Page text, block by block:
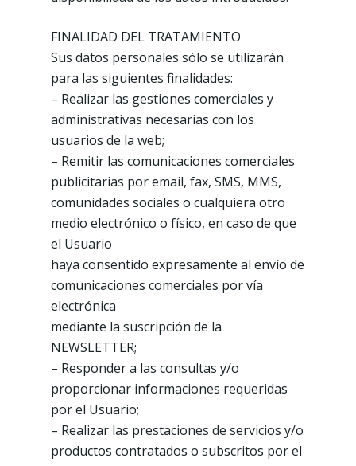
FINALIDAD DEL TRATAMIENTO
Sus datos personales sólo se utilizarán
para las siguientes finalidades:
– Realizar las gestiones comerciales y
administrativas necesarias con los
usuarios de la web;
– Remitir las comunicaciones comerciales
publicitarias por email, fax, SMS, MMS,
comunidades sociales o cualquiera otro
medio electrónico o físico, en caso de que
el Usuario
haya consentido expresamente al envío de
comunicaciones comerciales por vía
electrónica
mediante la suscripción de la
NEWSLETTER;
– Responder a las consultas y/o
proporcionar informaciones requeridas
por el Usuario;
– Realizar las prestaciones de servicios y/o
productos contratados o subscritos por el